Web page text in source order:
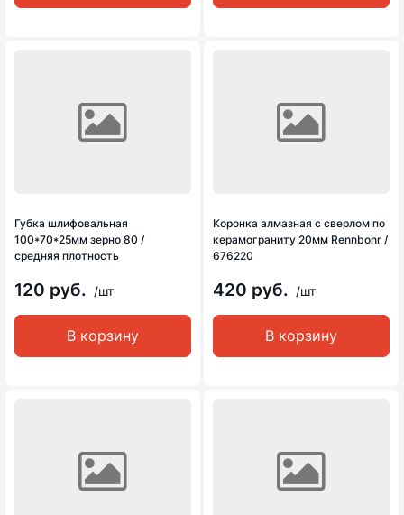
Губка шлифовальная
100*70*25мм зерно 80 /
средняя плотность
120 руб. /шт
В корзину
Коронка алмазная с сверлом по
керамограниту 20мм Rennbohr /
676220
420 руб. /шт
В корзину